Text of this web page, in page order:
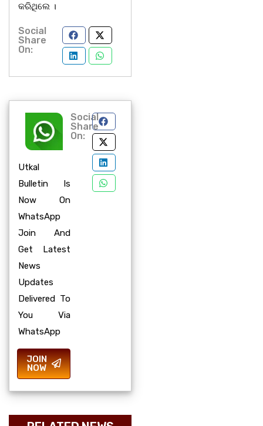
କରିଥିଲେ ।
Social
Share
On:
Utkal
Bulletin Is
Now On
WhatsApp
Join And
Get Latest
News
Updates
Delivered To
You Via
WhatsApp
JOIN
NOW
Social
Share
On: